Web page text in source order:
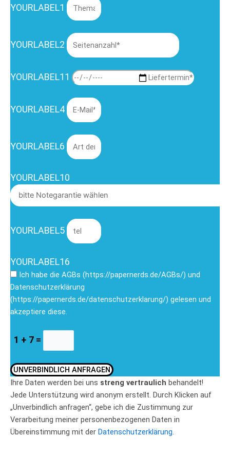
YOURLABEL1
YOURLABEL2
YOURLABEL11
YOURLABEL4
YOURLABEL6
YOURLABEL10
YOURLABEL5
YOURLABEL16
Ich habe die AGBs (https://papernerds.de/AGBs/) und
Datenschutzerklärung
(https://papernerds.de/datenschutzerklarung/) gelesen und
akzeptiere diese.
1 + 7 =
UNVERBINDLICH ANFRAGEN
Ihre Daten werden bei uns streng vertraulich behandelt!
Jede Unterstützung wird anonym erstellt. Durch Klicken auf
„Unverbindlich anfragen“, gebe ich die Zustimmung zur
Verarbeitung meiner personenbezogenen Daten in
Übereinstimmung mit der Datenschutzerklärung.